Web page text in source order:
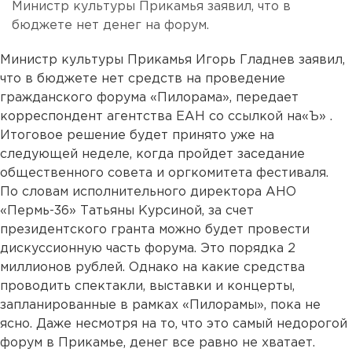
Министр культуры Прикамья заявил, что в
бюджете нет денег на форум.
Министр культуры Прикамья Игорь Гладнев заявил,
что в бюджете нет средств на проведение
гражданского форума «Пилорама», передает
корреспондент агентства ЕАН со ссылкой на«Ъ» .
Итоговое решение будет принято уже на
следующей неделе, когда пройдет заседание
общественного совета и оргкомитета фестиваля.
По словам исполнительного директора АНО
«Пермь-36» Татьяны Курсиной, за счет
президентского гранта можно будет провести
дискуссионную часть форума. Это порядка 2
миллионов рублей. Однако на какие средства
проводить спектакли, выставки и концерты,
запланированные в рамках «Пилорамы», пока не
ясно. Даже несмотря на то, что это самый недорогой
форум в Прикамье, денег все равно не хватает.